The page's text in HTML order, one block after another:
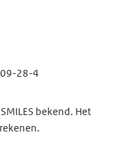
28-4
bekend. Het